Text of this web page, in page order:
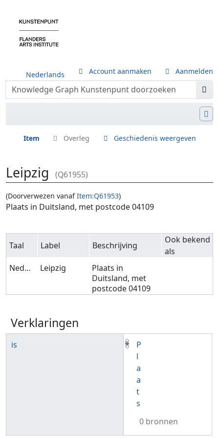
Nederlands Account aanmaken Aanmelden
Item Overleg Geschiedenis weergeven
Leipzig (Q61955)
(Doorverwezen vanafItem:Q61953)
Ga naar: navigatie,zoeken
Plaats in Duitsland, met postcode 04109
Taal Label Beschrijving
Ook bekend
als
Nederlands
Leipzig
Plaats in
Duitsland, met
postcode 04109
Verklaringen
is
P
l
a
a
t
s
0 bronnen